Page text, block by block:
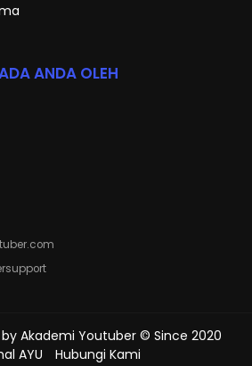
ANDA OLEH
Akademi Youtuber © Since 2020
AYU
Hubungi Kami